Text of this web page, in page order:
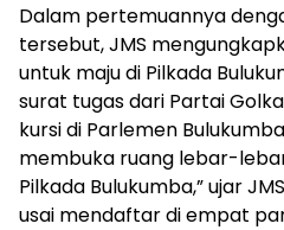
Dalam pertemuannya
tersebut, JMS
untuk maju di Pilkada
surat tugas dari Partai
kursi di Parlemen
membuka ruang lebar-
Pilkada Bulukumba,” ujar
usai mendaftar di empat